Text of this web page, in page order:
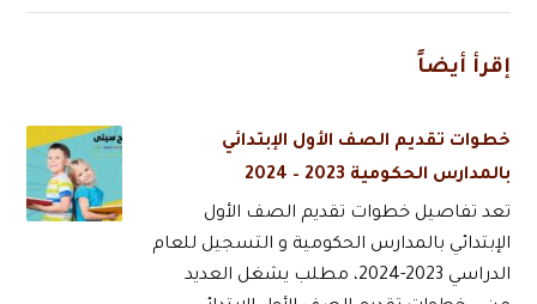
إقرأ أيضاً
خطوات تقديم الصف الأول الإبتدائي
بالمدارس الحكومية 2023 – 2024
تعد تفاصيل خطوات تقديم الصف الأول
الإبتدائي بالمدارس الحكومية و التسجيل للعام
الدراسي 2023-2024، مطلب يشغل العديد